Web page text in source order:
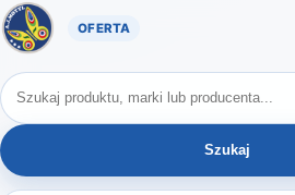
Oferta A. Motyl
Szukaj produktów
Szukaj